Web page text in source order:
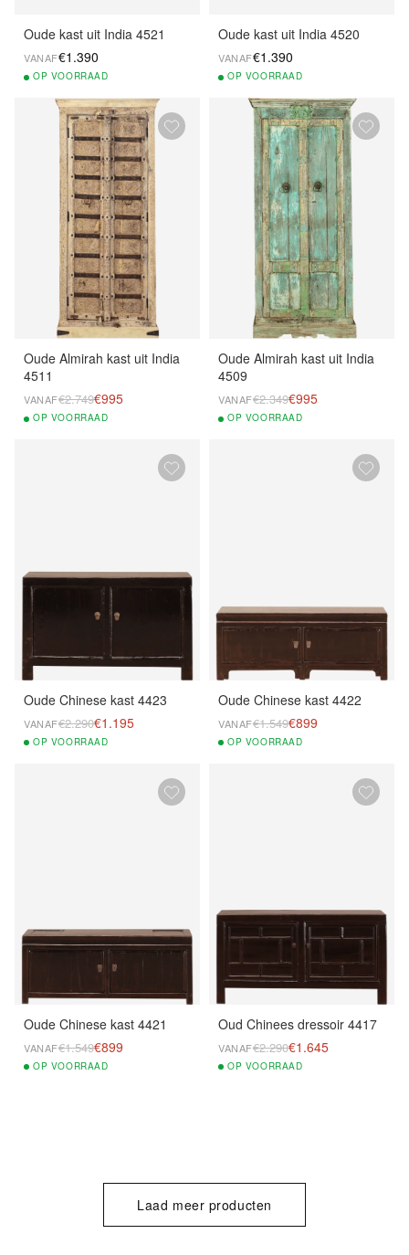
Oude kast uit India 4521
VANAF€1.390
OP VOORRAAD
Oude kast uit India 4520
VANAF€1.390
OP VOORRAAD
Oude Almirah kast uit India
4511
VANAF€2.749€995
OP VOORRAAD
Oude Almirah kast uit India
4509
VANAF€2.349€995
OP VOORRAAD
Oude Chinese kast 4423
VANAF€2.290€1.195
OP VOORRAAD
Oude Chinese kast 4422
VANAF€1.549€899
OP VOORRAAD
Oude Chinese kast 4421
VANAF€1.549€899
OP VOORRAAD
Oud Chinees dressoir 4417
VANAF€2.290€1.645
OP VOORRAAD
Laad meer producten